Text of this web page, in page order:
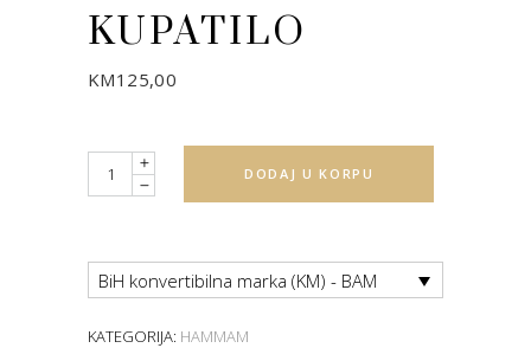
KUPATILO
KM125,00
Quantity DODAJ U KORPU
BiH konvertibilna marka (KM) - BAM
KATEGORIJA: HAMMAM